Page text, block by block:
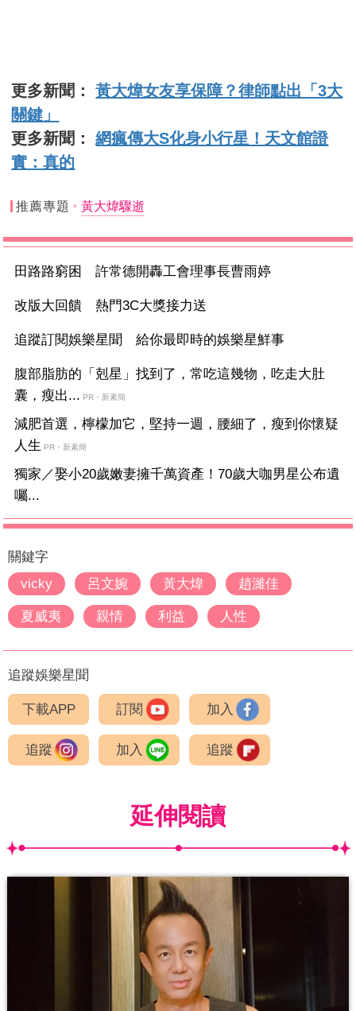
更多新聞：黃大煒女友享保障？律師點出「3大
關鍵」
更多新聞：網瘋傳大S化身小行星！天文館證
實：真的
推薦專題 黃大煒驟逝
田路路窮困 許常德開轟工會理事長曹雨婷
改版大回饋 熱門3C大獎接力送
追蹤訂閱娛樂星聞 給你最即時的娛樂星鮮事
腹部脂肪的「剋星」找到了，常吃這幾物，吃走大肚
囊，瘦出... PR・新素簡
減肥首選，檸檬加它，堅持一週，腰細了，瘦到你懷疑
人生 PR・新素簡
獨家／娶小20歲嫩妻擁千萬資產！70歲大咖男星公布遺
囑...
關鍵字
vicky
呂文婉 黃大煒 趙濰佳
夏威夷 親情 利益 人性
追蹤娛樂星聞
下載APP 訂閱 加入
追蹤 加入 追蹤
延伸閱讀